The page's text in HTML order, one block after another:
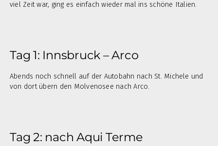
viel Zeit war, ging es einfach wieder mal ins schöne Italien.
Tag 1: Innsbruck – Arco
Abends noch schnell auf der Autobahn nach St. Michele und
von dort übern den Molvenosee nach Arco.
Tag 2: nach Aqui Terme